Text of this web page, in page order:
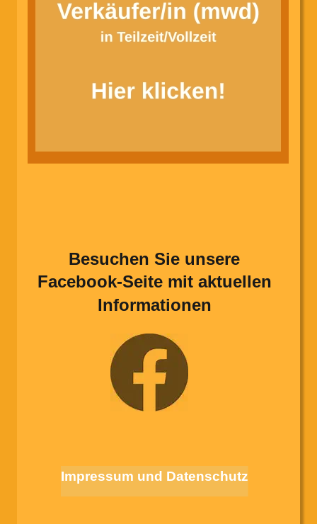
Impressum und Datenschutz
Besuchen Sie unsere
Facebook-Seite mit aktuellen
Informationen